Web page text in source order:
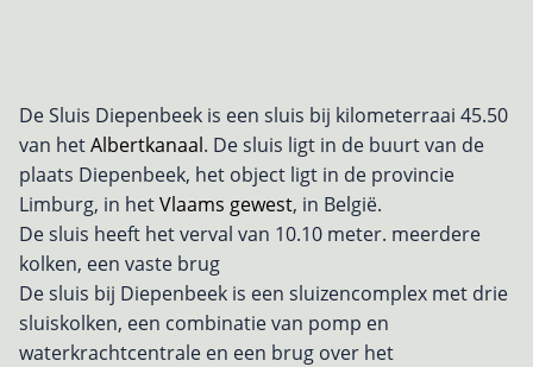
De Sluis Diepenbeek is een sluis bij kilometerraai 45.50
van hetAlbertkanaal. De sluis ligt in de buurt van de
plaats Diepenbeek, het object ligt in de provincie
Limburg, in hetVlaams gewest, in België.
De sluis heeft het verval van 10.10 meter. meerdere
kolken, een vaste brug
De sluis bij Diepenbeek is een sluizencomplex met drie
sluiskolken, een combinatie van pomp en
waterkrachtcentrale en een brug over het